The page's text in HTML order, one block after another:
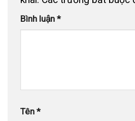
Bình luận *
Tên *